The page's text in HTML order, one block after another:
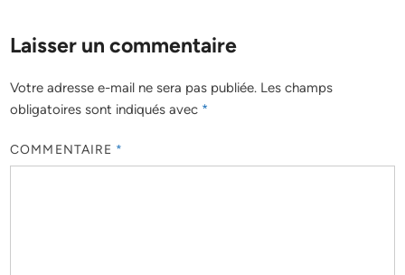
Laisser un commentaire
Votre adresse e-mail ne sera pas publiée. Les champs
obligatoires sont indiqués avec *
COMMENTAIRE *